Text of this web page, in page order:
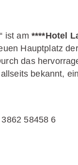
ist am ****Hotel
Hauptplatz
das
bekannt,
58458 6